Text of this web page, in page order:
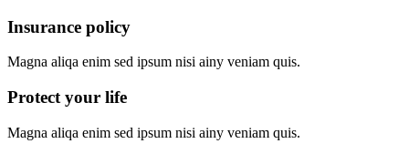
Insurance policy
Magna aliqa enim sed ipsum nisi ainy veniam quis.
Protect your life
Magna aliqa enim sed ipsum nisi ainy veniam quis.